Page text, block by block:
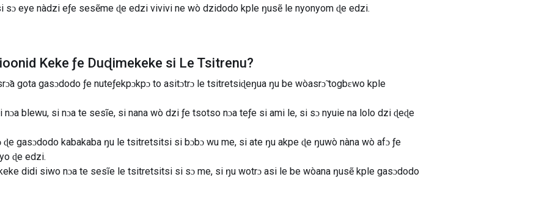
sɔ eye nàdzi eƒe sesẽme ɖe edzi vivivi ne wò dzidodo kple ŋusẽ le nyonyom ɖe edzi.
Keke ƒe Duɖimekeke si Le Tsitrenu?
gota gasɔdodo ƒe nuteƒekpɔkpɔ to asitɔtrɔ le tsitretsiɖeŋua ŋu be wòasrɔ̃ togbɛwo kple
nɔa blewu, si nɔa te sesĩe, si nana wò dzi ƒe tsotso nɔa teƒe si ami le, si sɔ nyuie na lolo dzi ɖeɖe
ɖe gasɔdodo kabakaba ŋu le tsitretsitsi si bɔbɔ wu me, si ate ŋu akpe ɖe ŋuwò nàna wò afɔ ƒe
ɖe edzi.
didi siwo nɔa te sesĩe le tsitretsitsi si sɔ me, si ŋu wotrɔ asi le be wòana ŋusẽ kple gasɔdodo